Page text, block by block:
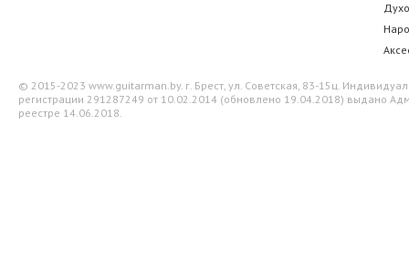
© 2015-2023 www.guitarman.by. г. Брест, ул. Советская, 83-15ц.
регистрации 291287249 от 10.02.2014 (обновлено 19.04.2018) выдано
реестре 14.06.2018.